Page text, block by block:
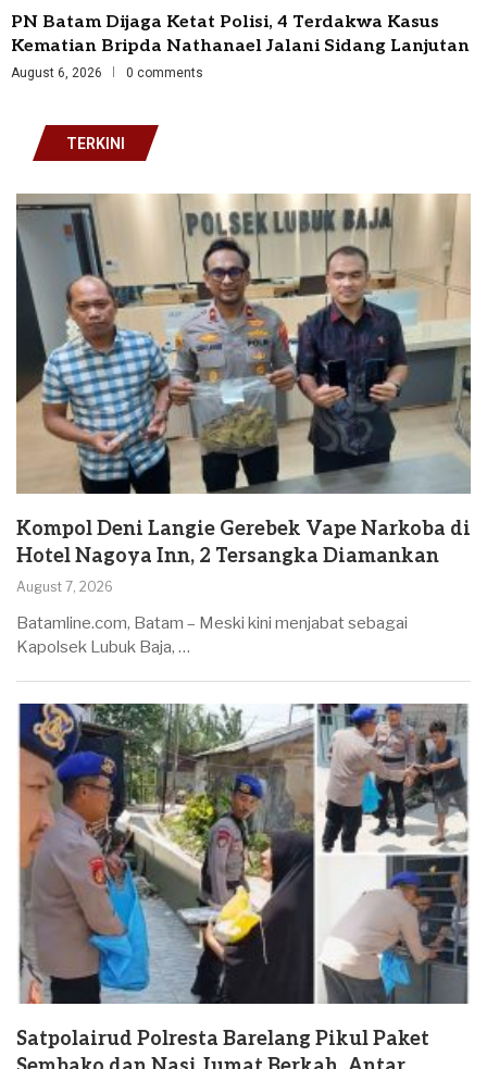
PN Batam Dijaga Ketat Polisi, 4 Terdakwa Kasus
Kematian Bripda Nathanael Jalani Sidang Lanjutan
August 6, 2026 0 comments
TERKINI
Kompol Deni Langie Gerebek Vape Narkoba di
Hotel Nagoya Inn, 2 Tersangka Diamankan
August 7, 2026
Batamline.com, Batam – Meski kini menjabat sebagai
Kapolsek Lubuk Baja, …
Satpolairud Polresta Barelang Pikul Paket